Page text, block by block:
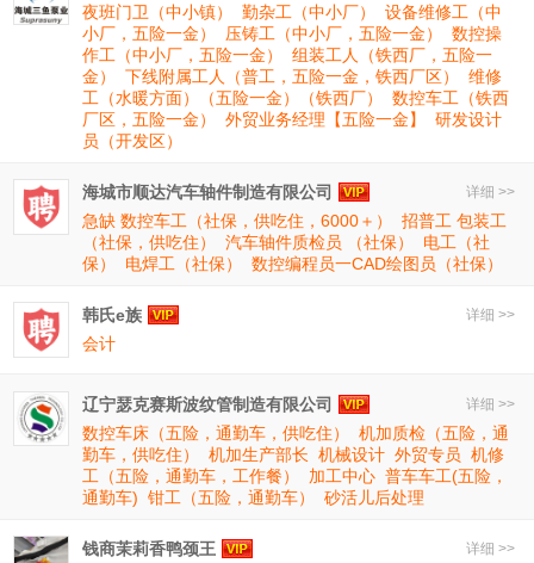
夜班门卫（中小镇）
勤杂工（中小厂）
设备维修工（中
小厂，五险一金）
压铸工（中小厂，五险一金）
数控操
作工（中小厂，五险一金）
组装工人（铁西厂，五险一
金）
下线附属工人（普工，五险一金，铁西厂区）
维修
工（水暖方面）（五险一金）（铁西厂）
数控车工（铁西
厂区，五险一金）
外贸业务经理【五险一金】
研发设计
员（开发区）
详细 >>
海城市顺达汽车轴件制造有限公司
急缺 数控车工（社保，供吃住，6000＋）
招普工 包装工
（社保，供吃住）
汽车轴件质检员 （社保）
电工（社
保）
电焊工（社保） 数控编程员一CAD绘图员（社保）
详细 >>
韩氏e族
会计
详细 >>
辽宁瑟克赛斯波纹管制造有限公司
数控车床（五险，通勤车，供吃住）
机加质检（五险，通
勤车，供吃住）
机加生产部长 机械设计 外贸专员 机修
工（五险，通勤车，工作餐）
加工中心 普车车工(五险，
通勤车) 钳工（五险，通勤车） 砂活儿后处理
详细 >>
钱商茉莉香鸭颈王